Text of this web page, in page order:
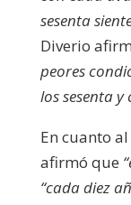
sesenta
Diverio
peores
los sesenta y
En cuanto
afirmó que
“cada diez